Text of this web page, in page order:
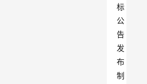
标
公
告
发
布
制